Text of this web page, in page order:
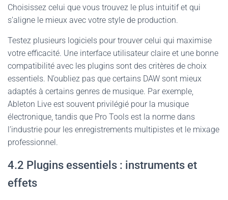
Choisissez celui que vous trouvez le plus intuitif et qui
s’aligne le mieux avec votre style de production.
Testez plusieurs logiciels pour trouver celui qui maximise
votre efficacité. Une interface utilisateur claire et une bonne
compatibilité avec les plugins sont des critères de choix
essentiels. N’oubliez pas que certains DAW sont mieux
adaptés à certains genres de musique. Par exemple,
Ableton Live est souvent privilégié pour la musique
électronique, tandis que Pro Tools est la norme dans
l’industrie pour les enregistrements multipistes et le mixage
professionnel.
4.2 Plugins essentiels : instruments et
effets